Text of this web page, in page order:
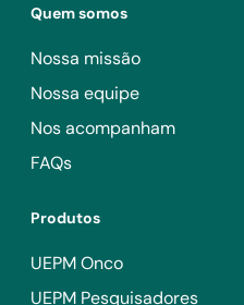
Quem somos
Nossa missão
Nossa equipe
Nos acompanham
FAQs
Produtos
UEPM Onco
UEPM Pesquisadores